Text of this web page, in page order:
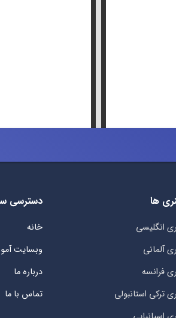
ها
انگلیسی
آلمانی
فرانسه
ترکی استانبولی
دسترسی
خانه
وبسایت
درباره ما
تماس با ما